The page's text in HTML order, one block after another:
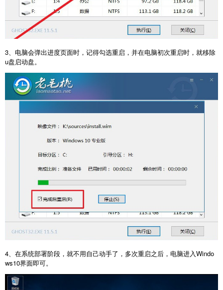
3、电脑会弹出进度页面时，记得勾选重启，并在电脑初次重启时，就移除
u盘启动盘。
4、在系统部署阶段，就不用自己动手了，多次重启之后，电脑进入Windo
ws10界面即可。